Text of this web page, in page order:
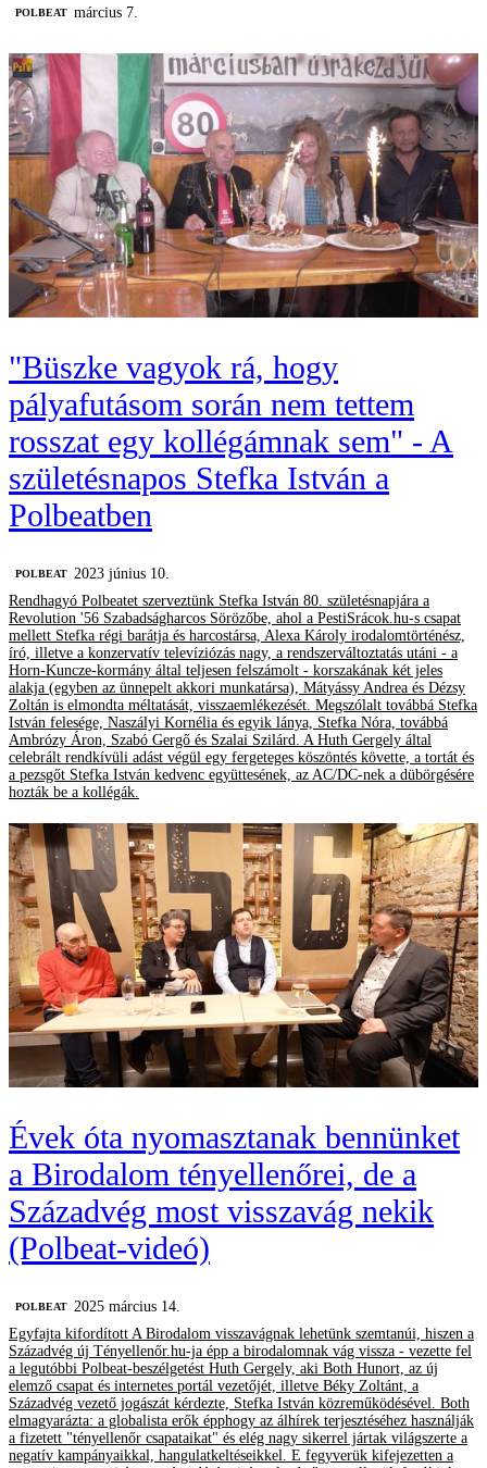
‎POLBEAT március 7.
"Büszke vagyok rá, hogy
pályafutásom során nem tettem
rosszat egy kollégámnak sem" - A
születésnapos Stefka István a
Polbeatben
‎POLBEAT
2023 június 10.
Rendhagyó Polbeatet szerveztünk Stefka István 80. születésnapjára a
Revolution '56 Szabadságharcos Sörözőbe, ahol a PestiSrácok.hu-s csapat
mellett Stefka régi barátja és harcostársa, Alexa Károly irodalomtörténész,
író, illetve a konzervatív televíziózás nagy, a rendszerváltoztatás utáni - a
Horn-Kuncze-kormány által teljesen felszámolt - korszakának két jeles
alakja (egyben az ünnepelt akkori munkatársa), Mátyássy Andrea és Dézsy
Zoltán is elmondta méltatását, visszaemlékezését. Megszólalt továbbá Stefka
István felesége, Naszályi Kornélia és egyik lánya, Stefka Nóra, továbbá
Ambrózy Áron, Szabó Gergő és Szalai Szilárd. A Huth Gergely által
celebrált rendkívüli adást végül egy fergeteges köszöntés követte, a tortát és
a pezsgőt Stefka István kedvenc együttesének, az AC/DC-nek a dübörgésére
hozták be a kollégák.
Évek óta nyomasztanak bennünket
a Birodalom tényellenőrei, de a
Századvég most visszavág nekik
(Polbeat-videó)
‎POLBEAT 2025 március 14.
Egyfajta kifordított A Birodalom visszavágnak lehetünk szemtanúi, hiszen a
Századvég új Tényellenőr.hu-ja épp a birodalomnak vág vissza - vezette fel
a legutóbbi Polbeat-beszélgetést Huth Gergely, aki Both Hunort, az új
elemző csapat és internetes portál vezetőjét, illetve Béky Zoltánt, a
Századvég vezető jogászát kérdezte, Stefka István közreműködésével. Both
elmagyarázta: a globalista erők épphogy az álhírek terjesztéséhez használják
a fizetett "tényellenőr csapataikat" és elég nagy sikerrel jártak világszerte a
negatív kampányaikkal, hangulatkeltéseikkel. E fegyverük kifejezetten a